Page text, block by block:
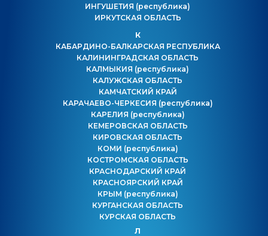
ИНГУШЕТИЯ (республика)
ИРКУТСКАЯ ОБЛАСТЬ
К
КАБАРДИНО-БАЛКАРСКАЯ РЕСПУБЛИКА
КАЛИНИНГРАДСКАЯ ОБЛАСТЬ
КАЛМЫКИЯ (республика)
КАЛУЖСКАЯ ОБЛАСТЬ
КАМЧАТСКИЙ КРАЙ
КАРАЧАЕВО-ЧЕРКЕСИЯ (республика)
КАРЕЛИЯ (республика)
КЕМЕРОВСКАЯ ОБЛАСТЬ
КИРОВСКАЯ ОБЛАСТЬ
КОМИ (республика)
КОСТРОМСКАЯ ОБЛАСТЬ
КРАСНОДАРСКИЙ КРАЙ
КРАСНОЯРСКИЙ КРАЙ
КРЫМ (республика)
КУРГАНСКАЯ ОБЛАСТЬ
КУРСКАЯ ОБЛАСТЬ
Л